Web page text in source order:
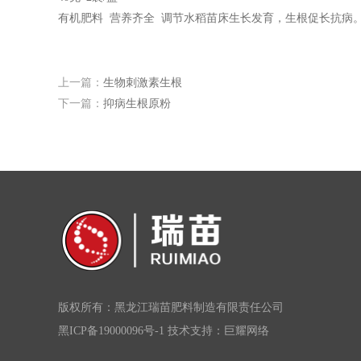
有机肥料 营养齐全 调节水稻苗床生长发育，生根促长抗病。
上一篇： 生物刺激素生根
下一篇： 抑病生根原粉
版权所有：黑龙江瑞苗肥料制造有限责任公司
黑ICP备19000096号-1 技术支持： 巨耀网络